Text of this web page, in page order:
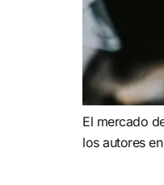
El mercado
los autores